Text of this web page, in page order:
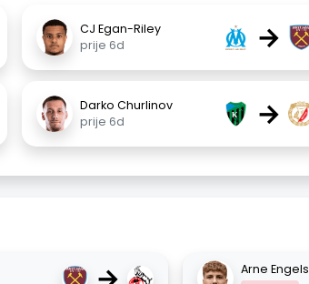
CJ Egan-Riley
prije 6d
→
Darko Churlinov
prije 6d
→
Arne Engels